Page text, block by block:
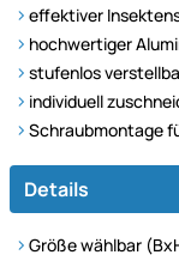
effektiver
hochwertiger
stufenlos
individuell
Schraubmontage
Details
Größe wählbar